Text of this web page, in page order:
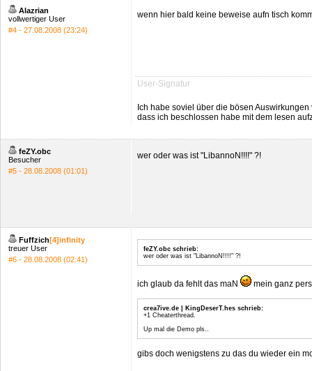
Alazrian
vollwertiger User
#4 - 27.08.2008 (23:24)
wenn hier bald keine beweise aufn tisch
User-Signatur
Ich habe soviel über die bösen
dass ich beschlossen habe mit dem lesen
feZY.obc
Besucher
#5 - 28.08.2008 (01:01)
wer oder was ist "LibannoN!!!!" ?!
Fuffzich[4]infinity
treuer User
#6 - 28.08.2008 (02:41)
feZY.obc schrieb:
wer oder was ist "LibannoN!!!!" ?!
ich glaub da fehlt das maN mein ganz
crea7ive.de | KingDeserT.hes schrieb:
+1 Cheaterthread.
Up mal die Demo pls..
gibs doch wenigstens zu das du wieder ein